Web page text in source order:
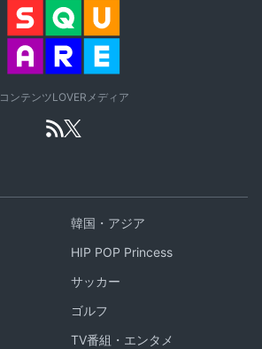
コンテンツLOVERメディア
韓国・アジア
HIP POP Princess
サッカー
ゴルフ
TV番組・エンタメ